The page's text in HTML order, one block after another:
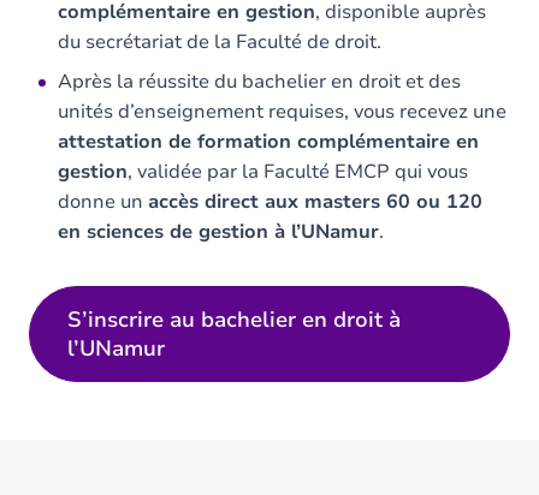
complémentaire en gestion, disponible auprès
du secrétariat de la Faculté de droit.
Après la réussite du bachelier en droit et des
unités d’enseignement requises, vous recevez une
attestation de formation complémentaire en
gestion, validée par la Faculté EMCP qui vous
donne un accès direct aux masters 60 ou 120
en sciences de gestion à l’UNamur.
S’inscrire au bachelier en droit à
l’UNamur